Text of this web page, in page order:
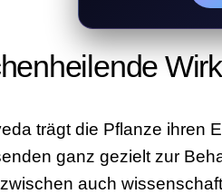
trägt die Pflanze ihren
ganz gezielt zur
auch